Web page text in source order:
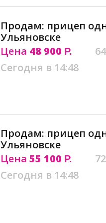
Продам: прицеп
Ульяновске
Цена 48 900 Р.
Сегодня в 14:48
Продам: прицеп
Ульяновске
Цена 55 100 Р.
Сегодня в 14:48